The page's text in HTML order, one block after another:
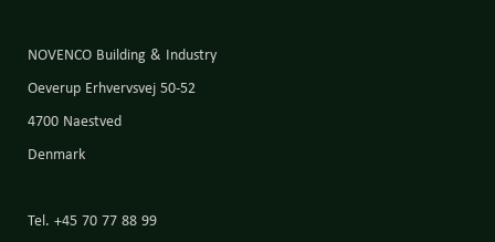
NOVENCO Building & Industry
Oeverup Erhvervsvej 50-52
4700 Naestved
Denmark
Tel. +45 70 77 88 99